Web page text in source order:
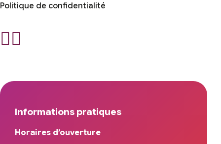
Politique de confidentialité
Informations pratiques
Horaires d’ouverture